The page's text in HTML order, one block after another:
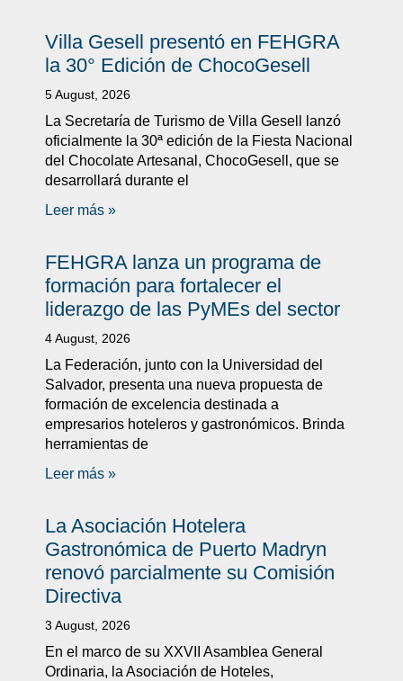
Villa Gesell presentó en FEHGRA
la 30° Edición de ChocoGesell
5 August, 2026
La Secretaría de Turismo de Villa Gesell lanzó
oficialmente la 30ª edición de la Fiesta Nacional
del Chocolate Artesanal, ChocoGesell, que se
desarrollará durante el
Leer más »
FEHGRA lanza un programa de
formación para fortalecer el
liderazgo de las PyMEs del sector
4 August, 2026
La Federación, junto con la Universidad del
Salvador, presenta una nueva propuesta de
formación de excelencia destinada a
empresarios hoteleros y gastronómicos. Brinda
herramientas de
Leer más »
La Asociación Hotelera
Gastronómica de Puerto Madryn
renovó parcialmente su Comisión
Directiva
3 August, 2026
En el marco de su XXVII Asamblea General
Ordinaria, la Asociación de Hoteles,